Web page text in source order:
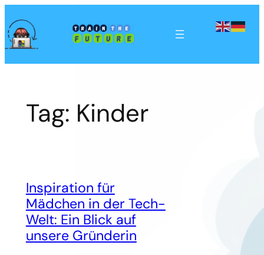
to
content
Tag: Kinder
Inspiration für
Mädchen in der Tech-
Welt: Ein Blick auf
unsere Gründerin